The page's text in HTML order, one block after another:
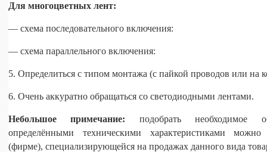
Для многоцветных лент:
— схема последовательного включения:
— схема параллельного включения:
5. Определиться с типом монтажа (с пайкой проводов или на
6. Очень аккуратно обращаться со светодиодными лентами.
Небольшое примечание: подобрать необходимое
определёнными техническими характеристиками
(фирме), специализирующейся на продажах данного вида